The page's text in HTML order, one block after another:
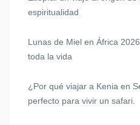
espiritualidad
Lunas de Miel en África
toda la vida
¿Por qué viajar a Kenia en
perfecto para vivir un safari.